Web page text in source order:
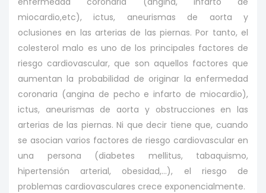
miocardio,etc), ictus, aneurismas de aorta y
oclusiones en las arterias de las piernas. Por tanto, el
colesterol malo es uno de los principales factores de
riesgo cardiovascular, que son aquellos factores que
aumentan la probabilidad de originar la enfermedad
coronaria (angina de pecho e infarto de miocardio),
ictus, aneurismas de aorta y obstrucciones en las
arterias de las piernas. Ni que decir tiene que, cuando
se asocian varios factores de riesgo cardiovascular en
una persona (diabetes mellitus, tabaquismo,
hipertensión arterial, obesidad,…), el riesgo de
problemas cardiovasculares crece exponencialmente.